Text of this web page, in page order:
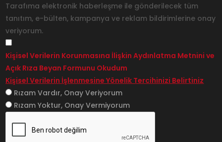
Tarafıma elektronik haberleşme ile gönderilecek tüm
tanıtım, e-bülten, kampanya ve reklam bildirimlerine onay
veriyorum.
Kişisel Verilerin Korunmasına İlişkin Aydınlatma Metnini ve
Açık Rıza Beyan Formunu Okudum
Kişisel Verilerin İşlenmesine Yönelik Tercihinizi Belirtiniz
Rızam Vardır, Onay Veriyorum
Rızam Yoktur, Onay Vermiyorum